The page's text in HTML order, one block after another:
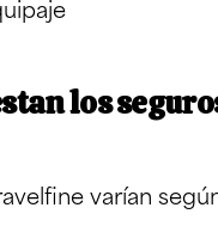
los
varían